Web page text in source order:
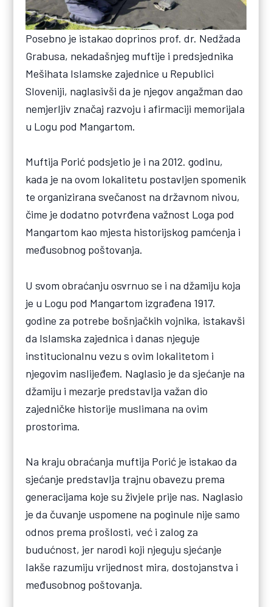
Posebno je istakao doprinos prof. dr. Nedžada
Grabusa, nekadašnjeg muftije i predsjednika
Mešihata Islamske zajednice u Republici
Sloveniji, naglasivši da je njegov angažman dao
nemjerljiv značaj razvoju i afirmaciji memorijala
u Logu pod Mangartom.
Muftija Porić podsjetio je i na 2012. godinu,
kada je na ovom lokalitetu postavljen spomenik
te organizirana svečanost na državnom nivou,
čime je dodatno potvrđena važnost Loga pod
Mangartom kao mjesta historijskog pamćenja i
međusobnog poštovanja.
U svom obraćanju osvrnuo se i na džamiju koja
je u Logu pod Mangartom izgrađena 1917.
godine za potrebe bošnjačkih vojnika, istakavši
da Islamska zajednica i danas njeguje
institucionalnu vezu s ovim lokalitetom i
njegovim naslijeđem. Naglasio je da sjećanje na
džamiju i mezarje predstavlja važan dio
zajedničke historije muslimana na ovim
prostorima.
Na kraju obraćanja muftija Porić je istakao da
sjećanje predstavlja trajnu obavezu prema
generacijama koje su živjele prije nas. Naglasio
je da čuvanje uspomene na poginule nije samo
odnos prema prošlosti, već i zalog za
budućnost, jer narodi koji njeguju sjećanje
lakše razumiju vrijednost mira, dostojanstva i
međusobnog poštovanja.